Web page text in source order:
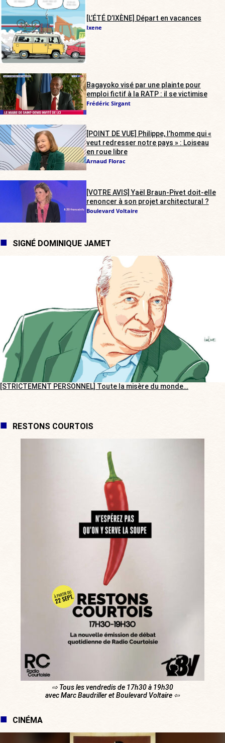
[L’ÉTÉ D’IXÈNE] Départ en vacances
Ixene
Bagayoko visé par une plainte pour
emploi fictif à la RATP : il se victimise
Frédéric Sirgant
[POINT DE VUE] Philippe, l’homme qui «
veut redresser notre pays » : Loiseau
en roue libre
Arnaud Florac
[VOTRE AVIS] Yaël Braun-Pivet doit-elle
renoncer à son projet architectural ?
Boulevard Voltaire
SIGNÉ DOMINIQUE JAMET
[STRICTEMENT PERSONNEL] Toute la misère du monde…
RESTONS COURTOIS
⇨ Tous les vendredis de 17h30 à 19h30
avec Marc Baudriller et Boulevard Voltaire ⇦
CINÉMA